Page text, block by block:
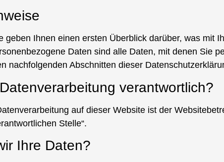
geben Ihnen einen ersten Überblick darüber, was mit
Daten sind alle Daten, mit denen Sie
nachfolgenden Abschnitten dieser
verantwortlich?
auf dieser Website ist der
Stelle“.
Ihre Daten?